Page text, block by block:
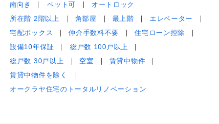
南向き ペット可
オートロック
所在階 2階以上
角部屋 最上階
エレベーター
宅配ボックス
仲介手数料不要
住宅ローン控除
設備10年保証
総戸数 100戸以上
総戸数 30戸以上
空室
賃貸中物件
賃貸中物件を除く
オークラヤ住宅のトータルリノベーション